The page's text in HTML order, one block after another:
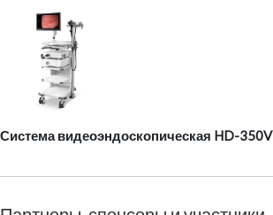
Система видеоэндоскопическая HD-350V